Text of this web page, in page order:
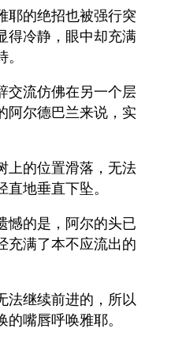
耶的绝招也被强行突
得冷静，眼中却充满
交流仿佛在另一个层
阿尔德巴兰来说，实
上的位置滑落，无法
地垂直下坠。
憾的是，阿尔的头已
充满了本不应流出的
法继续前进的，所以
嘴唇呼唤雅耶。